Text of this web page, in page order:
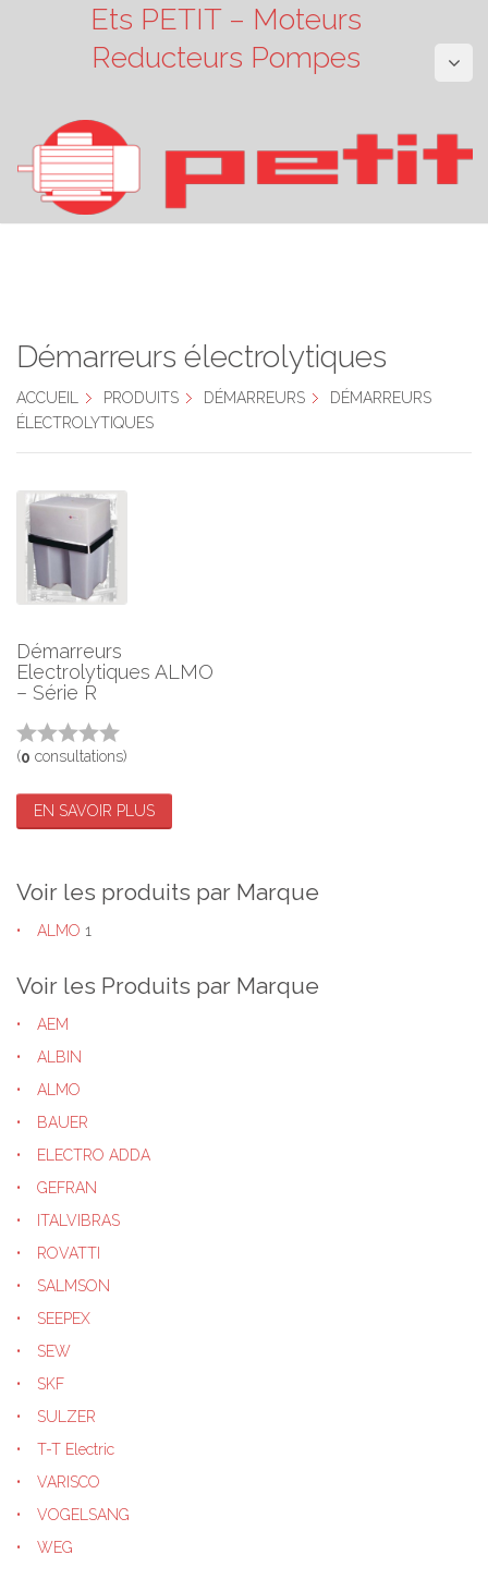
Ets PETIT – Moteurs
Reducteurs Pompes
Démarreurs électrolytiques
ACCUEIL PRODUITS DÉMARREURS
DÉMARREURS
ÉLECTROLYTIQUES
Démarreurs
Electrolytiques ALMO
– Série R
(0 consultations)
EN SAVOIR PLUS
Voir les produits par Marque
ALMO 1
Voir les Produits par Marque
AEM
ALBIN
ALMO
BAUER
ELECTRO ADDA
GEFRAN
ITALVIBRAS
ROVATTI
SALMSON
SEEPEX
SEW
SKF
SULZER
T-T Electric
VARISCO
VOGELSANG
WEG